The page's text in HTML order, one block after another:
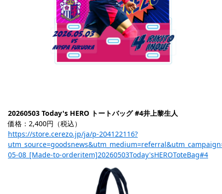
20260503 Today's HERO トートバッグ #4井上黎生人
価格：2,400円（税込）
https://store.cerezo.jp/ja/p-204122116?
05-08_[Made-to-orderitem]20260503Today'sHEROToteBag#4